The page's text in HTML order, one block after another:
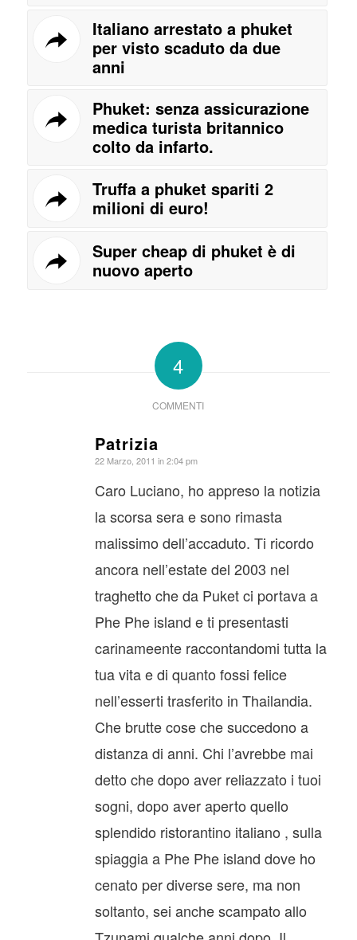
Italiano arrestato a phuket
per visto scaduto da due
anni
Phuket: senza assicurazione
medica turista britannico
colto da infarto.
Truffa a phuket spariti 2
milioni di euro!
Super cheap di phuket è di
nuovo aperto
4
COMMENTI
Patrizia
dice:
22 Marzo, 2011 in 2:04 pm
Caro Luciano, ho appreso la notizia
la scorsa sera e sono rimasta
malissimo dell’accaduto. Ti ricordo
ancora nell’estate del 2003 nel
traghetto che da Puket ci portava a
Phe Phe island e ti presentasti
carinameente raccontandomi tutta la
tua vita e di quanto fossi felice
nell’esserti trasferito in Thailandia.
Che brutte cose che succedono a
distanza di anni. Chi l’avrebbe mai
detto che dopo aver reliazzato i tuoi
sogni, dopo aver aperto quello
splendido ristorantino italiano , sulla
spiaggia a Phe Phe island dove ho
cenato per diverse sere, ma non
soltanto, sei anche scampato allo